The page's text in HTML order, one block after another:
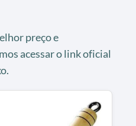
preço e
acessar o link oficial